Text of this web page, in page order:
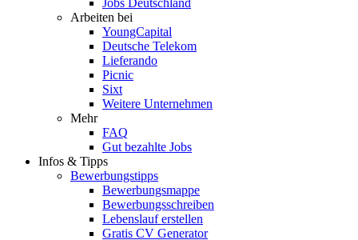
Jobs Deutschland
Arbeiten bei
YoungCapital
Deutsche Telekom
Lieferando
Picnic
Sixt
Weitere Unternehmen
Mehr
FAQ
Gut bezahlte Jobs
Infos & Tipps
Bewerbungstipps
Bewerbungsmappe
Bewerbungsschreiben
Lebenslauf erstellen
Gratis CV Generator